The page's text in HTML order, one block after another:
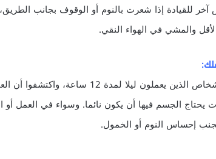
للقيادة إذا شعرت بالنوم أو الوقوف بجانب
والمشي في الهواء النقي.
قام عدد من الباحثين بفنلندا بدراسة الأشخاص الذين
يحتاج الجسم فيها أن يكون نائما. وسواء في العمل أو
إحساس النوم أو الخمول.